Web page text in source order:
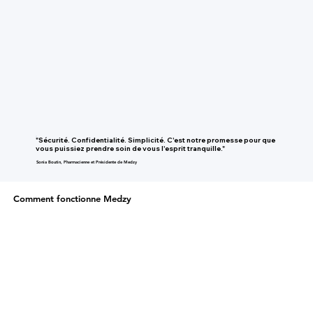
"Sécurité. Confidentialité. Simplicité. C'est notre promesse pour que
vous puissiez prendre soin de vous l'esprit tranquille."
Sonia Boutin, Pharmacienne et Présidente de Medzy
Comment fonctionne Medzy